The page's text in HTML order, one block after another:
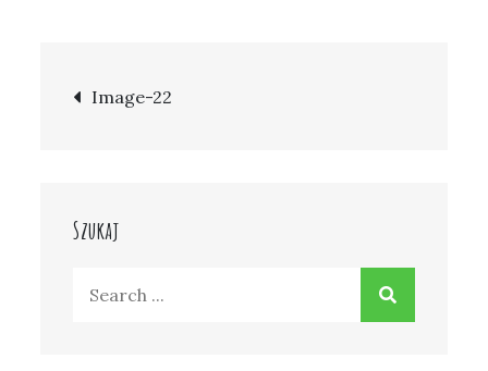
Post
Image-22
Szukaj